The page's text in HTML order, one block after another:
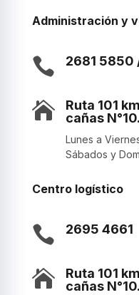
Administración y
 2681 5850

Ruta 101
cañas
Lunes a
Sábados y
Centro logístico
 2695 4661

Ruta 101
cañas